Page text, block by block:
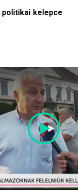
politikai kelepce